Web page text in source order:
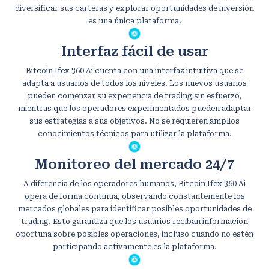
diversificar sus carteras y explorar oportunidades de inversión
es una única plataforma.
Interfaz fácil de usar
Bitcoin Ifex 360 Ai cuenta con una interfaz intuitiva que se
adapta a usuarios de todos los niveles. Los nuevos usuarios
pueden comenzar su experiencia de trading sin esfuerzo,
mientras que los operadores experimentados pueden adaptar
sus estrategias a sus objetivos. No se requieren amplios
conocimientos técnicos para utilizar la plataforma.
Monitoreo del mercado 24/7
A diferencia de los operadores humanos, Bitcoin Ifex 360 Ai
opera de forma continua, observando constantemente los
mercados globales para identificar posibles oportunidades de
trading. Esto garantiza que los usuarios reciban información
oportuna sobre posibles operaciones, incluso cuando no estén
participando activamente es la plataforma.